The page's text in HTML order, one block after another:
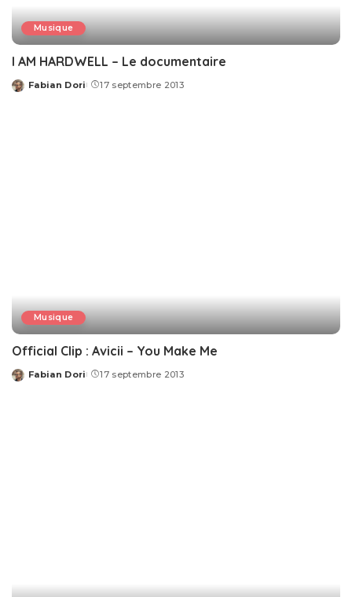
Musique
I AM HARDWELL – Le documentaire
Posted
Fabian Dori 17 septembre 2013
Musique
Official Clip : Avicii – You Make Me
Posted
Fabian Dori 17 septembre 2013